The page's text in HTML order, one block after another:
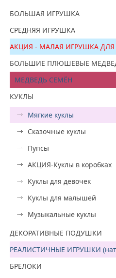
БОЛЬШАЯ ИГРУШКА
СРЕДНЯЯ ИГРУШКА
АКЦИЯ - МАЛАЯ ИГРУШКА ДЛЯ
БОЛЬШИЕ ПЛЮШЕВЫЕ
МЕДВЕДЬ СЕМЁН
КУКЛЫ
Мягкие куклы
Сказочные куклы
Пупсы
АКЦИЯ-Куклы в коробках
Куклы для девочек
Куклы для малышей
Музыкальные куклы
ДЕКОРАТИВНЫЕ ПОДУШКИ
РЕАЛИСТИЧНЫЕ ИГРУШКИ
БРЕЛОКИ